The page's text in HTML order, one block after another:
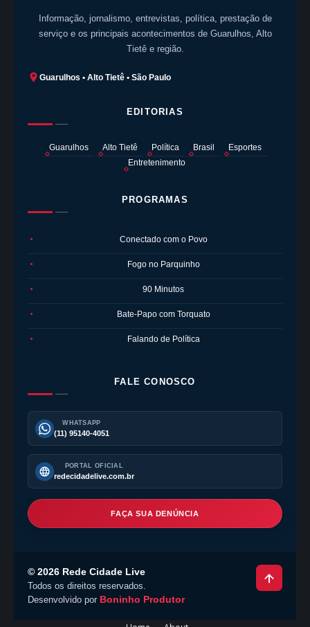
Informação, jornalismo, entrevistas, política, prestação de
serviço e os principais acontecimentos de Guarulhos, Alto
Tietê e região.
Guarulhos • Alto Tietê • São Paulo
EDITORIAS
Guarulhos Alto Tietê Política Brasil
Esportes
Entretenimento
PROGRAMAS
● Conectado com o Povo
● Fogo no Parquinho
● 90 Minutos
● Bate-Papo com Torquato
● Falando de Política
FALE CONOSCO
WHATSAPP
(11) 95140-4051
PORTAL OFICIAL
redecidadelive.com.br
FAÇA SUA DENÚNCIA
© 2026 Rede Cidade Live
Todos os direitos reservados.
Desenvolvido por Boninho Produtor